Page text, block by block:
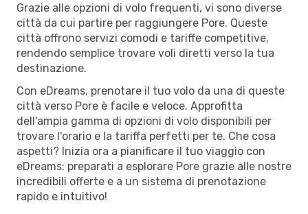
Grazie alle opzioni di volo frequenti, vi sono diverse
città da cui partire per raggiungere Pore. Queste
città offrono servizi comodi e tariffe competitive,
rendendo semplice trovare voli diretti verso la tua
destinazione.
Con eDreams, prenotare il tuo volo da una di queste
città verso Pore è facile e veloce. Approfitta
dell'ampia gamma di opzioni di volo disponibili per
trovare l'orario e la tariffa perfetti per te. Che cosa
aspetti? Inizia ora a pianificare il tuo viaggio con
eDreams: preparati a esplorare Pore grazie alle nostre
incredibili offerte e a un sistema di prenotazione
rapido e intuitivo!